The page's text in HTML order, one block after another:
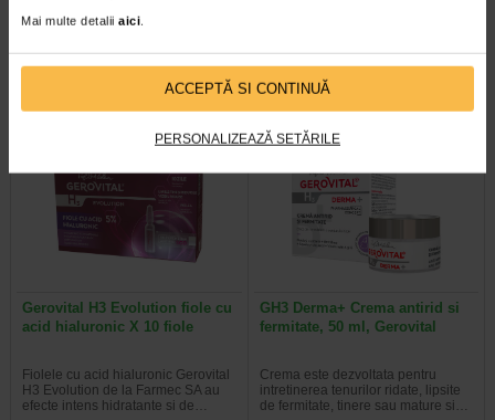
Mai multe detalii aici.
ACCEPTĂ SI CONTINUĂ
PERSONALIZEAZĂ SETĂRILE
este solutia ideala pentru curatarea
-40% Preț întreg: 77.90 Lei
Preț redus: 46.74 Lei
Gerovital H3 Evolution fiole cu
acid hialuronic X 10 fiole
Fiolele cu acid hialuronic Gerovital
H3 Evolution de la Farmec SA au
efecte intens hidratante si de…
-40% Preț întreg:
GH3 Derma+ Crema antirid si
fermitate, 50 ml, Gerovital
Crema este dezvoltata pentru
intretinerea tenurilor ridate, lipsite
de fermitate, tinere sau mature si…